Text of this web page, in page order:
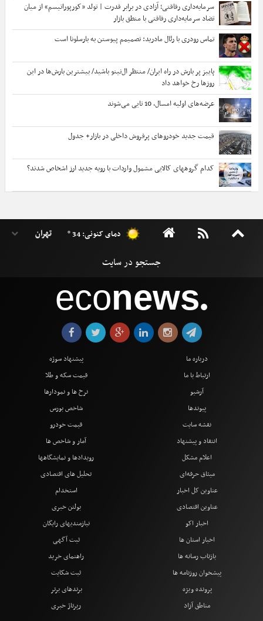
سرمایه‌داری رفاقتی؛ آزادی در برابر قدرت | تولد «کورپوراتیسم» از میان
تضاد سرمایه‌داری رفاقتی با منطق بازار
تماس رودری با رئال مادرید: تصمیمم پیوستن به بارسلونا است
پاییز پر بارش در راه ایران/ منتظر ال‌نینو باشید/ بیشترین بارش‌ها در این
روزها رخ خواهد داد
عرضه‌های اولیه امسال، 10 تایی می‌شوند
قیمت جدید خودروهای پرفروش داخلی در بازار+ جدول
کدام گروههای کالایی مشمول واردات با رویه جدید ارز اشخاص شدند؟
دمای کنونی: 34 °
econews●
درباره ما
ارتباط با ما
آرشیو
پیوندها
نقشه سایت
انتقاد و پیشنهاد
اعلام مشکل
میثاق حرفه‌ای
پیشنهاد سوژه
قیمت سکه و طلا
نرخ ها و نمودارها
شاخص بورس
قیمت خودرو
آمار و شاخص ها
رویدادها و نمایشگاهها
تحلیل های اقتصادی
عناوین کل اخبار
عناوین اقتصادی
اخبار اکو
اخبار استان ها
بازتاب رسانه ها
پیشخوان روزنامه ها
پرونده ویژه
مناطق آزاد
استخدام
بولتن خبری
نیازمندیهای رایگان
ثبت آگهی
راهنمای خرید
ثبت شکایت
برندهای برتر
رپرتاژ خبری